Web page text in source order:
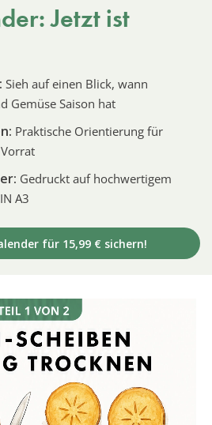
Jetzt ist
Sieh auf einen Blick, wann
Gemüse Saison hat
Praktische Orientierung für
Gedruckt auf hochwertigem
A3
für 15,99 € sichern!